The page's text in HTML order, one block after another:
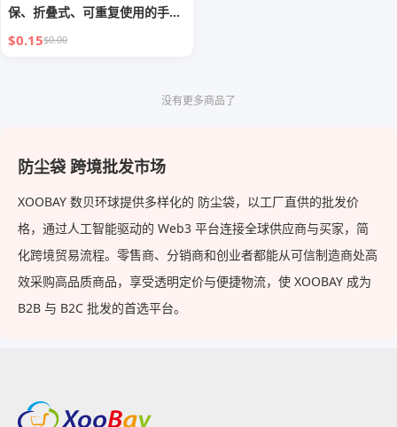
保、折叠式、可重复使用的手提
袋，时尚生活方式手提包，适用
$0.15$0.00
没有更多商品了
防尘袋 跨境批发市场
XOOBAY 数贝环球提供多样化的 防尘袋，以工厂直供的批发价
格，通过人工智能驱动的 Web3 平台连接全球供应商与买家，简
化跨境贸易流程。零售商、分销商和创业者都能从可信制造商处高
效采购高品质商品，享受透明定价与便捷物流，使 XOOBAY 成为
B2B 与 B2C 批发的首选平台。